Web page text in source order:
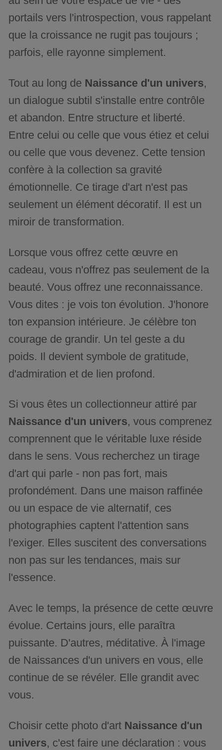
portails vers l'introspection, vous rappelant
que la croissance ne rugit pas toujours ;
parfois, elle rayonne simplement.
Tout au long de Naissance d'un univers,
un dialogue subtil s'installe entre contrôle
et abandon. Entre structure et liberté.
Entre celui ou celle que vous étiez et celui
ou celle que vous devenez. Cette tension
confère à la collection sa gravité
émotionnelle. Ce tirage d'art n'est pas
seulement un élément décoratif. Il est un
miroir de transformation.
Lorsque vous offrez cette œuvre en
cadeau, vous n'offrez pas seulement de la
beauté. Vous offrez une reconnaissance.
Vous dites : je vois ton évolution. J'honore
ton expansion intérieure. Je célèbre ton
courage de grandir. Un tel geste a du
poids. Il devient symbole de gratitude,
d'admiration et de lien profond.
Si vous êtes un collectionneur attiré par
Naissance d'un univers, vous comprenez
comprennent que le véritable luxe réside
dans le sens. Vous recherchez un tirage
d'art qui parle - non pas fort, mais
profondément. Dans une maison raffinée
ou un espace de vie alternatif, ces
photographies captent l'attention sans
l'exiger. Elles suscitent des conversations
non pas sur les tendances, mais sur
l'essence.
Avec le temps, la présence de cette œuvre
évolue. Certains jours, elle paraîtra
puissante. D'autres, méditative. À l'image
de Naissances d'un univers en vous, elle
continue de se révéler. Elle grandit avec
vous.
Choisir cette photo d'art Naissance d'un
univers, c'est faire une déclaration : vous